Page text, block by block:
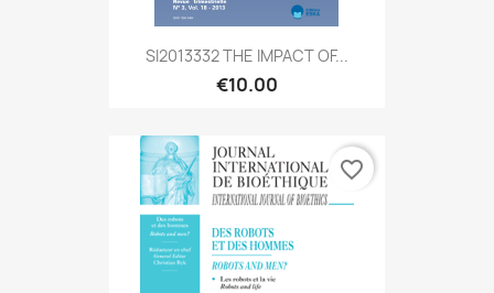
SI2013332 THE IMPACT OF...
€10.00
favorite_border